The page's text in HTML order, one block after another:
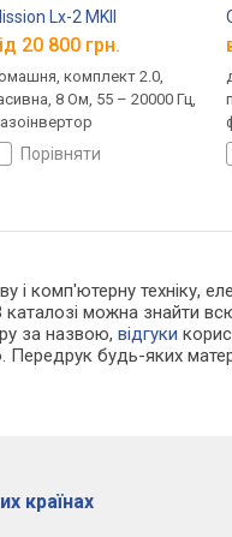
Lx-2 MKII
20 800 грн.
комплект 2.0,
8 Ом, 55 – 20000 Гц,
порівняти
і комп'ютерну техніку,
можна знайти
за назвою,відгуки
Передрук будь-яких
країнах